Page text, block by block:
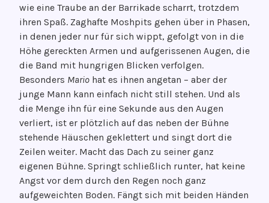
wie eine Traube an der Barrikade scharrt, trotzdem
ihren Spaß. Zaghafte Moshpits gehen über in Phasen,
in denen jeder nur für sich wippt, gefolgt von in die
Höhe gereckten Armen und aufgerissenen Augen, die
die Band mit hungrigen Blicken verfolgen.
Besonders Mario hat es ihnen angetan – aber der
junge Mann kann einfach nicht still stehen. Und als
die Menge ihn für eine Sekunde aus den Augen
verliert, ist er plötzlich auf das neben der Bühne
stehende Häuschen geklettert und singt dort die
Zeilen weiter. Macht das Dach zu seiner ganz
eigenen Bühne. Springt schließlich runter, hat keine
Angst vor dem durch den Regen noch ganz
aufgeweichten Boden. Fängt sich mit beiden Händen